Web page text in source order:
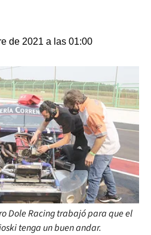
de 2021 a las 01:00
Dole Racing trabajó para que el
tenga un buen andar.